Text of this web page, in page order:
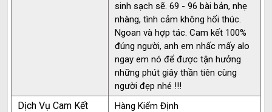
sinh sạch sẽ. 69 - 96 bài bản, nhẹ
nhàng, tình cảm không hối thúc.
Ngoan và hợp tác. Cam kết 100%
đúng người, anh em nhấc mấy alo
ngay em nó để được tận hưởng
những phút giây thần tiên cùng
người đẹp nhé !!!
Dịch Vụ Cam Kết Hàng Kiểm Định